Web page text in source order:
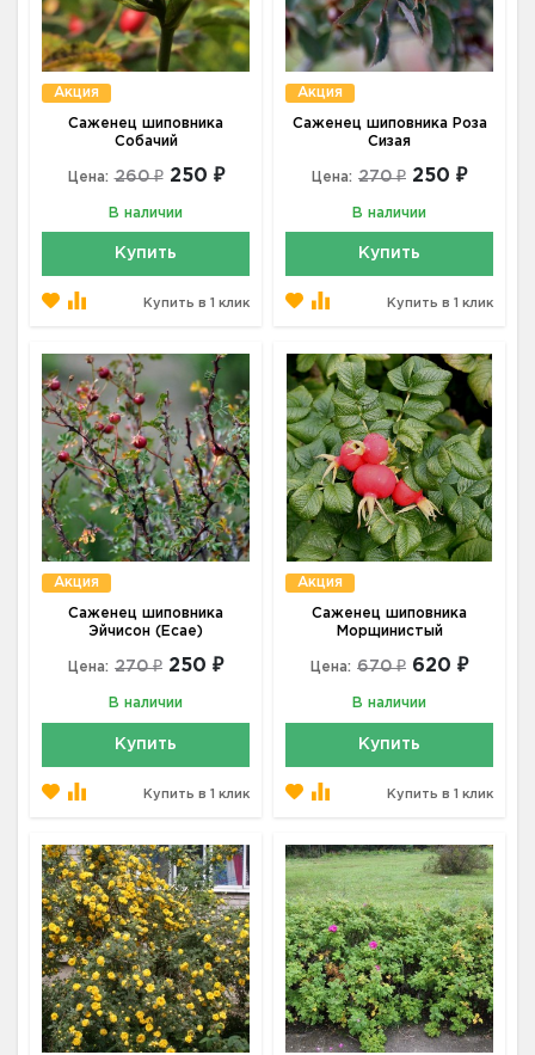
Акция
Саженец шиповника
Собачий
Цена: 260 ₽ 250 ₽
В наличии
Купить
Купить в 1 клик
Акция
Саженец шиповника Роза
Сизая
Цена: 270 ₽ 250 ₽
В наличии
Купить
Купить в 1 клик
Акция
Саженец шиповника
Эйчисон (Ecae)
Цена: 270 ₽ 250 ₽
В наличии
Купить
Купить в 1 клик
Акция
Саженец шиповника
Морщинистый
Цена: 670 ₽ 620 ₽
В наличии
Купить
Купить в 1 клик